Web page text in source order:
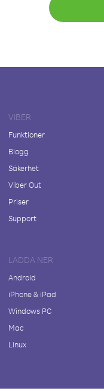
VIBER
Funktioner
Blogg
Säkerhet
Viber Out
Priser
Support
LADDA NER
Android
iPhone & iPad
Windows PC
Mac
Linux